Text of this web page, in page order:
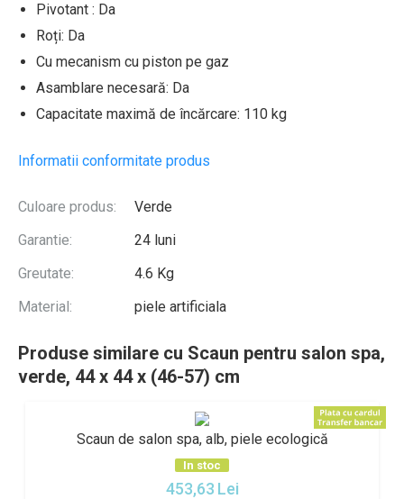
Pivotant : Da
Roți: Da
Cu mecanism cu piston pe gaz
Asamblare necesară: Da
Capacitate maximă de încărcare: 110 kg
Informatii conformitate produs
Culoare produs:
Verde
Garantie:
24 luni
Greutate:
4.6 Kg
Material:
piele artificiala
Produse similare cu Scaun pentru salon spa,
verde, 44 x 44 x (46-57) cm
Scaun de salon spa, alb, piele ecologică
In stoc
453,63 Lei